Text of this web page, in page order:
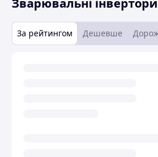
Зварювальні інвертори
За рейтингом Дешевше